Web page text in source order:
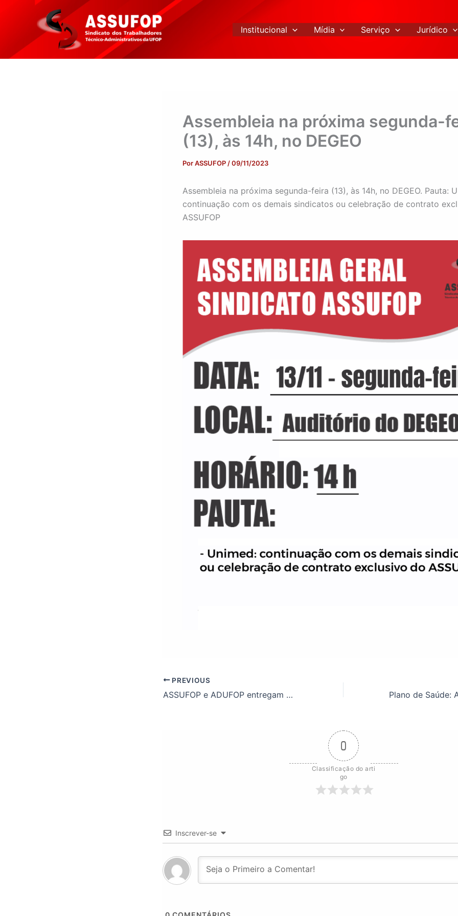
conteúdo
Institucional Mídia Serviço Jurídico
Assembleia na próxima segunda-
(13), às 14h, no DEGEO
PorASSUFOP /09/11/2023
Assembleia na próxima segunda-feira (13), às 14h, no DEGEO. Pauta:
continuação com os demais sindicatos ou celebração de contrato
ASSUFOP
PREVIOUS
ASSUFOP e ADUFOP entregam Ofício à UFOP solicitando apoio pela recomposição salarial
0
Classificação do arti
go
Inscrever-se